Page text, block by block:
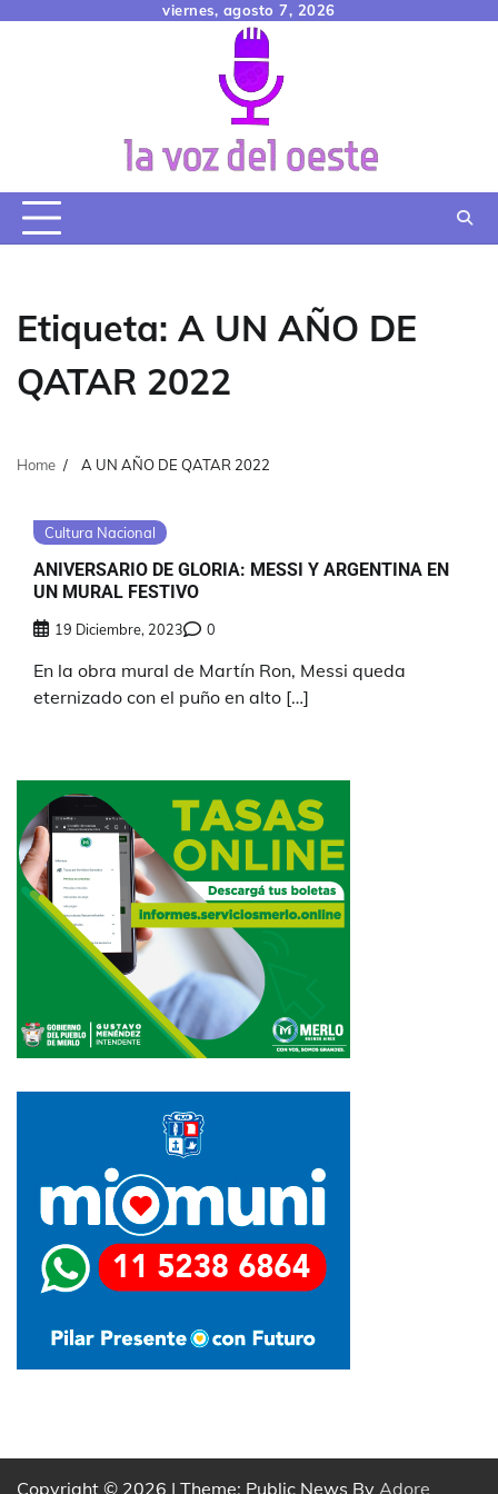
viernes, agosto 7, 2026
Etiqueta: A UN AÑO DE
QATAR 2022
Home A UN AÑO DE QATAR 2022
Cultura Nacional
ANIVERSARIO DE GLORIA: MESSI Y ARGENTINA EN
UN MURAL FESTIVO
19 Diciembre, 2023 0
En la obra mural de Martín Ron, Messi queda
eternizado con el puño en alto […]
Copyright © 2026 | Theme: Public News By Adore